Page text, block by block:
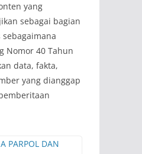
yang
sebagai bagian
Nomor 40 Tahun
data, fakta,
yang dianggap